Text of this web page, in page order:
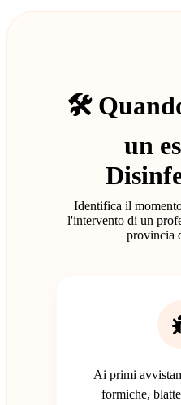
🛠️
un
Identifica il
l'intervento di un
provincia
Ai primi
formiche,